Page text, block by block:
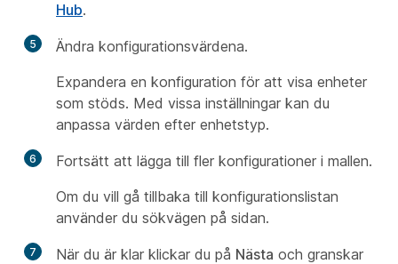
Hub.
5
Ändra konfigurationsvärdena.
Expandera en konfiguration för att visa enheter
som stöds. Med vissa inställningar kan du
anpassa värden efter enhetstyp.
6
Fortsätt att lägga till fler konfigurationer i mallen.
Om du vill gå tillbaka till konfigurationslistan
använder du sökvägen på sidan.
7 När du är klar klickar du på Nästa och granskar